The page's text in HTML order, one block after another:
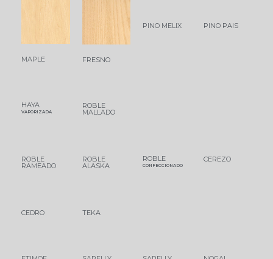
MAPLE FRESNO
PINO MELIX PINO PAIS
HAYA
VAPORIZADA
ROBLE
MALLADO
ROBLE
RAMEADO
ROBLE
ALASKA
ROBLE
CONFECCIONADO
CEREZO
CEDRO TEKA